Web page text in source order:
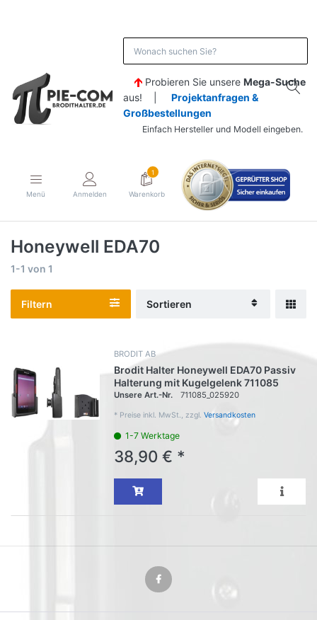
Probieren Sie unsere Mega-Suche
aus! | Projektanfragen &
Großbestellungen
Einfach Hersteller und Modell eingeben.
Menü Anmelden
1
Warenkorb
Honeywell EDA70
1-1 von 1
Filtern Sortieren
BRODIT AB
Brodit Halter Honeywell EDA70 Passiv
Halterung mit Kugelgelenk 711085
Unsere Art.-Nr. 711085_025920
* Preise inkl. MwSt., zzgl. Versandkosten
1-7 Werktage
38,90 € *